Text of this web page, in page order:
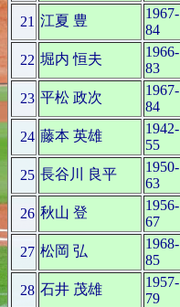
21 江夏 豊
1967-
84
22 堀内 恒夫
1966-
83
23 平松 政次
1967-
84
24 藤本 英雄
1942-
55
25 長谷川 良平
1950-
63
26 秋山 登
1956-
67
27 松岡 弘
1968-
85
28 石井 茂雄
1957-
79